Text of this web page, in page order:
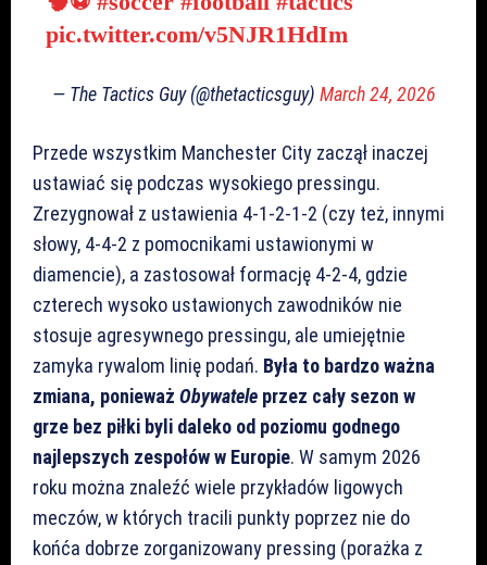
pic.twitter.com/v5NJR1HdIm
— The Tactics Guy (@thetacticsguy) March 24, 2026
Przede wszystkim Manchester City zaczął inaczej
ustawiać się podczas wysokiego pressingu.
Zrezygnował z ustawienia 4-1-2-1-2 (czy też, innymi
słowy, 4-4-2 z pomocnikami ustawionymi w
diamencie), a zastosował formację 4-2-4, gdzie
czterech wysoko ustawionych zawodników nie
stosuje agresywnego pressingu, ale umiejętnie
zamyka rywalom linię podań. Była to bardzo ważna
zmiana, ponieważ Obywatele przez cały sezon w
grze bez piłki byli daleko od poziomu godnego
najlepszych zespołów w Europie. W samym 2026
roku można znaleźć wiele przykładów ligowych
meczów, w których tracili punkty poprzez nie do
końća dobrze zorganizowany pressing (porażka z